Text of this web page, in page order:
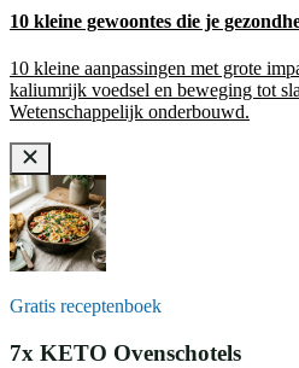
10 kleine gewoontes die je
10 kleine aanpassingen met grote
kaliumrijk voedsel en beweging tot
Wetenschappelijk onderbouwd.
Gratis receptenboek
7x KETO Ovenschotels